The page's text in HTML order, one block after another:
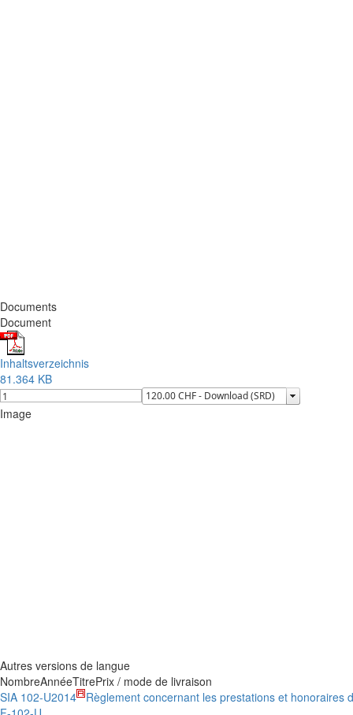
Documents
Document
Inhaltsverzeichnis
81.364 KB
Image
Autres versions de langue
NombreAnnéeTitrePrix / mode de livraison
SIA 102-U2014 Règlement concernant les prestations et honoraires